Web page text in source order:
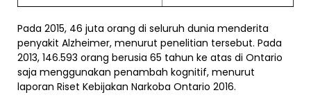
Pada 2015, 46 juta orang di seluruh dunia menderita
penyakit Alzheimer, menurut penelitian tersebut. Pada
2013, 146.593 orang berusia 65 tahun ke atas di Ontario
saja menggunakan penambah kognitif, menurut
laporan Riset Kebijakan Narkoba Ontario 2016.